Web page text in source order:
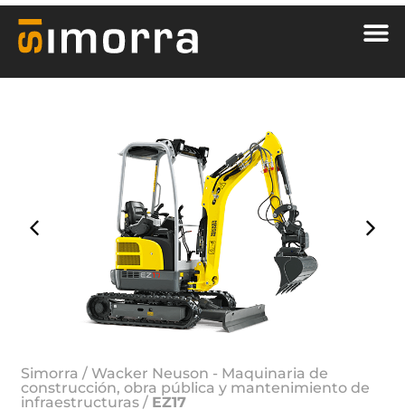
Simorra /Wacker Neuson - Maquinaria de
construcción, obra pública y mantenimiento de
infraestructuras / EZ17